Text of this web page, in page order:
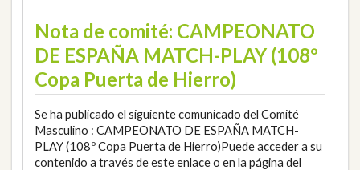
Nota de comité: CAMPEONATO
DE ESPAÑA MATCH-PLAY (108º
Copa Puerta de Hierro)
Se ha publicado el siguiente comunicado del Comité
Masculino : CAMPEONATO DE ESPAÑA MATCH-
PLAY (108º Copa Puerta de Hierro)Puede acceder a su
contenido a través de este enlace o en la página del